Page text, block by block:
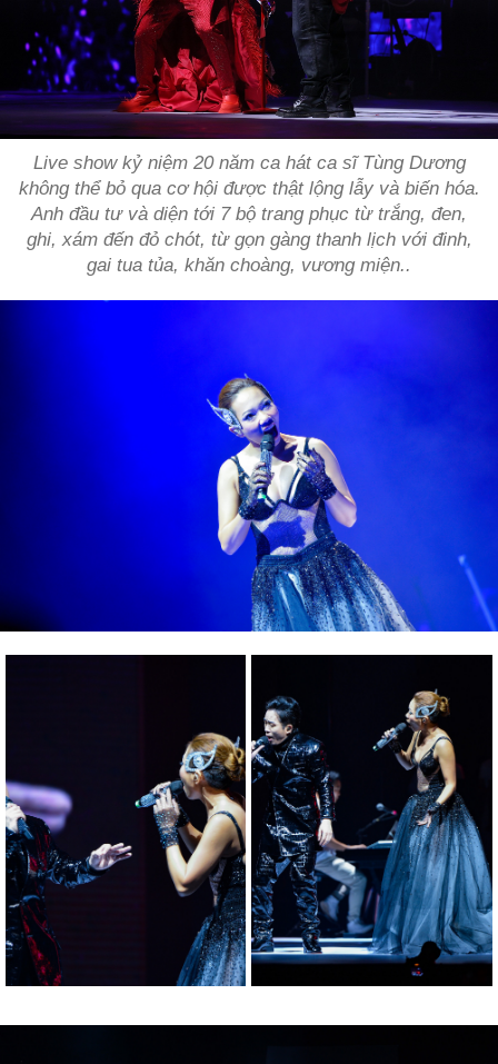
Live show kỷ niệm 20 năm ca hát ca sĩ Tùng Dương
không thể bỏ qua cơ hội được thật lộng lẫy và biến hóa.
Anh đầu tư và diện tới 7 bộ trang phục từ trắng, đen,
ghi, xám đến đỏ chót, từ gọn gàng thanh lịch với đinh,
gai tua tủa, khăn choàng, vương miện..